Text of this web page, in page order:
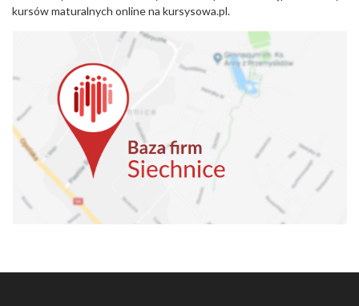
kursów maturalnych online na kursysowa.pl.